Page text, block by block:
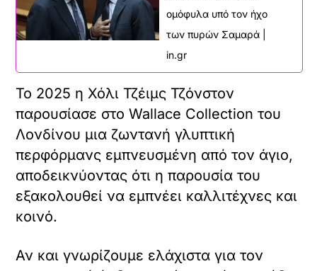
ομόφυλα υπό τον ήχο
των πυρών Σαμαρά |
in.gr
Το 2025 η Χόλι Τζέιμς Τζόνστον
παρουσίασε στο Wallace Collection του
Λονδίνου μια ζωντανή γλυπτική
περφόρμανς εμπνευσμένη από τον άγιο,
αποδεικνύοντας ότι η παρουσία του
εξακολουθεί να εμπνέει καλλιτέχνες και
κοινό.
Αν και γνωρίζουμε ελάχιστα για τον